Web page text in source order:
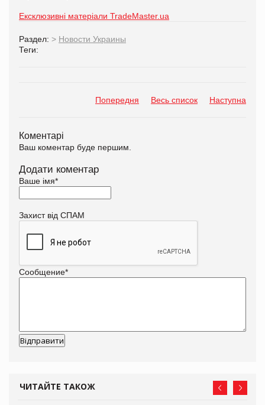
Ексклюзивні матеріали TradeMaster.ua
Раздел: > Новости Украины
Теги:
Попередня Весь список Наступна
Коментарі
Ваш коментар буде першим.
Додати коментар
Ваше імя*
Захист від СПАМ
Сообщение*
ЧИТАЙТЕ ТАКОЖ